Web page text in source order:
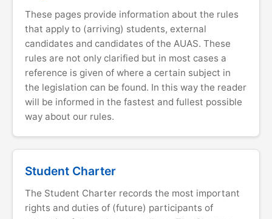
These pages provide information about the rules
that apply to (arriving) students, external
candidates and candidates of the AUAS. These
rules are not only clarified but in most cases a
reference is given of where a certain subject in
the legislation can be found. In this way the reader
will be informed in the fastest and fullest possible
way about our rules.
Student Charter
The Student Charter records the most important
rights and duties of (future) participants of